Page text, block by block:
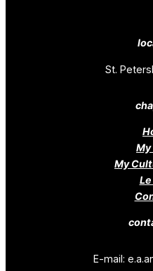
St.
My
My
E-mail: